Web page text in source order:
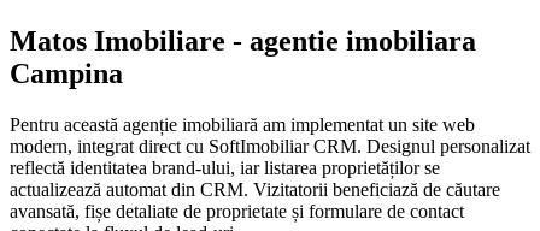
Matos Imobiliare - agentie imobiliara
Campina
Pentru această agenție imobiliară am implementat un site web
modern, integrat direct cu SoftImobiliar CRM. Designul personalizat
reflectă identitatea brand-ului, iar listarea proprietăților se
actualizează automat din CRM. Vizitatorii beneficiază de căutare
avansată, fișe detaliate de proprietate și formulare de contact